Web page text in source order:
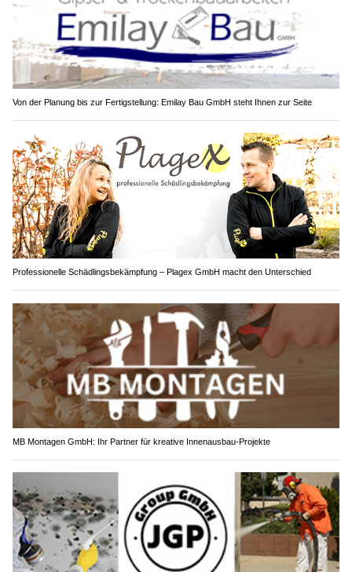
Von der Planung bis zur Fertigstellung: Emilay Bau GmbH steht Ihnen zur Seite
Professionelle Schädlingsbekämpfung – Plagex GmbH macht den Unterschied
MB Montagen GmbH: Ihr Partner für kreative Innenausbau-Projekte